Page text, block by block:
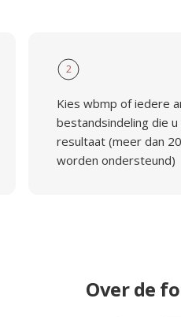
2
Kies wbmp of iedere
bestandsindeling die
resultaat (meer dan
worden ondersteund)
Over de